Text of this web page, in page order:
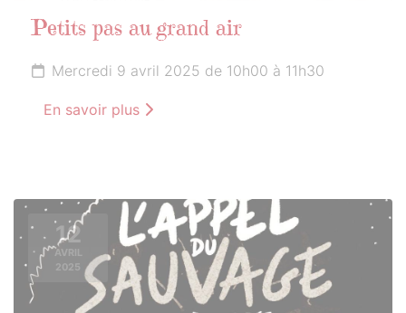
Petits pas au grand air
Mercredi 9 avril 2025 de 10h00 à 11h30
En savoir plus
12
AVRIL
2025